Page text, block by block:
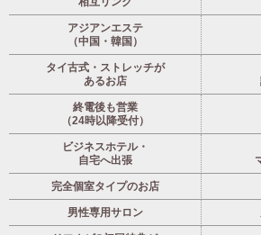
アジアンエステ
（中国・韓国）
タイ古式・ストレッチが
あるお店
終電後も営業
（24時以降受付）
ビジネスホテル・
自宅へ出張
完全個室タイプのお店
男性専用サロン